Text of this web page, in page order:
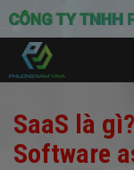
SaaS là
Software